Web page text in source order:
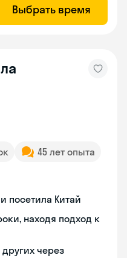
Выбрать время
45 лет опыта
посетила Китай
находя подход к
через